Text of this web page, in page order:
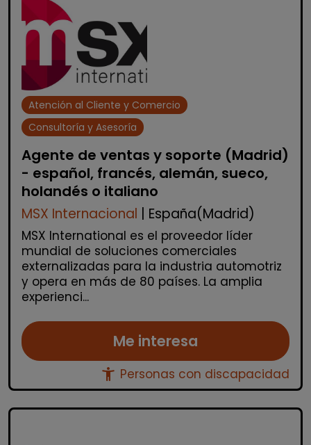
Atención al Cliente y Comercio
Consultoría y Asesoría
Agente de ventas y soporte (Madrid)
- español, francés, alemán, sueco,
holandés o italiano
MSX Internacional | España(Madrid)
MSX International es el proveedor líder
mundial de soluciones comerciales
externalizadas para la industria automotriz
y opera en más de 80 países. La amplia
experienci...
Me interesa
accessibility_new Personas con discapacidad